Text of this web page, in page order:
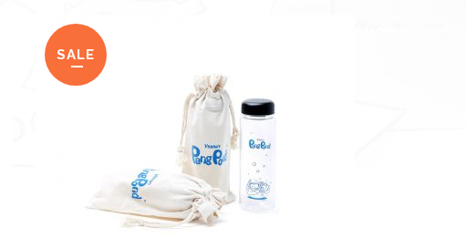
SALE